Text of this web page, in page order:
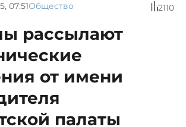
07:51Общество 2110
рассылают
от имени
палаты